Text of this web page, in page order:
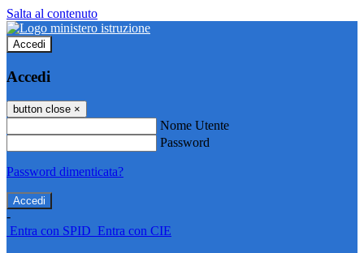
Salta al contenuto
Accedi
Accedi
button close ×
Nome Utente
Password
Password dimenticata?
-
Entra con SPID Entra con CIE